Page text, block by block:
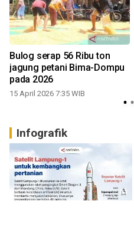
Bulog serap 56 Ribu ton
jagung petani Bima-Dompu
pada 2026
15 April 2026 7:35 WIB
Infografik